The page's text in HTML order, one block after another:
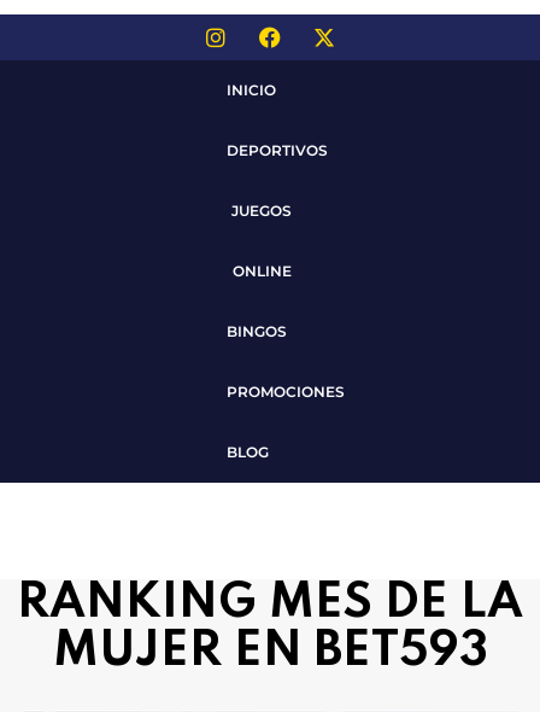
INICIO
DEPORTIVOS
JUEGOS
ONLINE
BINGOS
PROMOCIONES
BLOG
RANKING MES DE LA
MUJER EN BET593